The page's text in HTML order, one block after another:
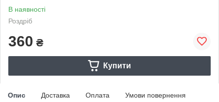
В наявності
Роздріб
360 ₴
Купити
Опис Доставка Оплата Умови повернення